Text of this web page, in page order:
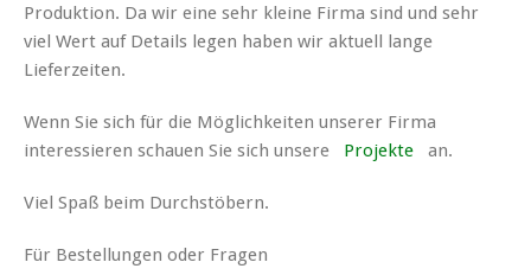
Produktion. Da wir eine sehr kleine Firma sind und sehr
viel Wert auf Details legen haben wir aktuell lange
Lieferzeiten.
Wenn Sie sich für die Möglichkeiten unserer Firma
interessieren schauen Sie sich unsere Projekte an.
Viel Spaß beim Durchstöbern.
Für Bestellungen oder Fragen